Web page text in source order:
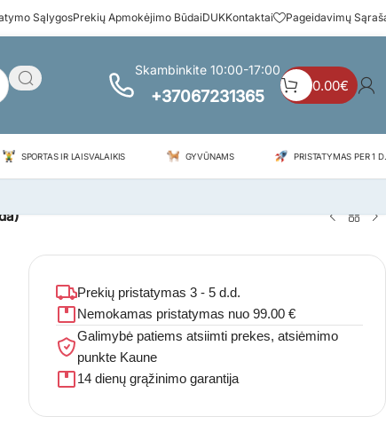
SąlygosPrekių Apmokėjimo BūdaiDUKKontaktai Pageidavimų
Skambinkite 10:00-17:00
+37067231365
0.00€
SPORTAS IR LAISVALAIKIS GYVŪNAMS PRISTATYMAS PER 1
Prekių pristatymas 3 - 5 d.d.
Nemokamas pristatymas nuo 99.00 €
Galimybė patiems atsiimti prekes, atsiėmimo
punkte Kaune
14 dienų grąžinimo garantija